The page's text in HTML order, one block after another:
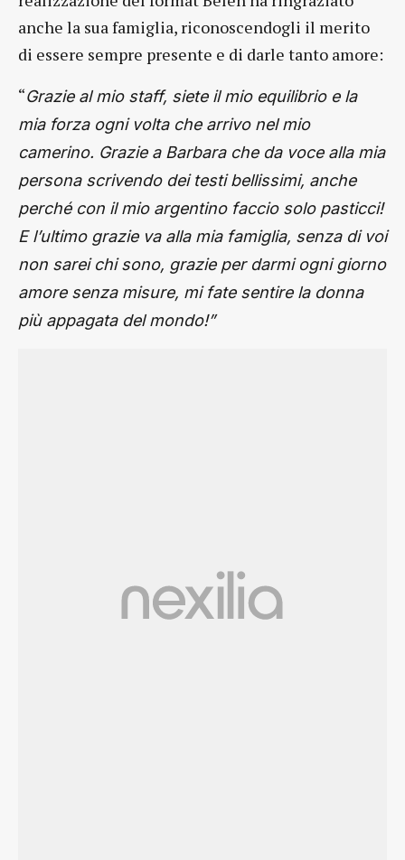
anche la sua famiglia, riconoscendogli il merito
di essere sempre presente e di darle tanto amore:
“Grazie al mio staff, siete il mio equilibrio e la
mia forza ogni volta che arrivo nel mio
camerino. Grazie a Barbara che da voce alla mia
persona scrivendo dei testi bellissimi, anche
perché con il mio argentino faccio solo pasticci!
E l’ultimo grazie va alla mia famiglia, senza di voi
non sarei chi sono, grazie per darmi ogni giorno
amore senza misure, mi fate sentire la donna
più appagata del mondo!”